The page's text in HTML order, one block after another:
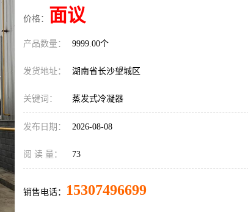
价格： 面议
产品数量： 9999.00个
发货地址： 湖南省长沙望城区
关键词： 蒸发式冷凝器
发布日期： 2026-08-08
阅 读 量： 73
销售电话： 15307496699